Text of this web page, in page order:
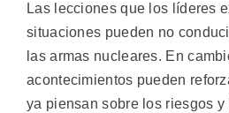
Las lecciones que los líderes
situaciones pueden no
las armas nucleares. En
acontecimientos pueden
ya piensan sobre los riesgos